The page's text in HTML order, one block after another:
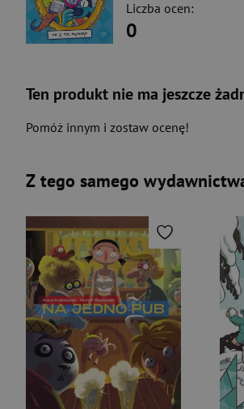
Liczba ocen:
0
Ten produkt nie ma jeszcze
Pomóż innym i zostaw ocenę!
Z tego samego